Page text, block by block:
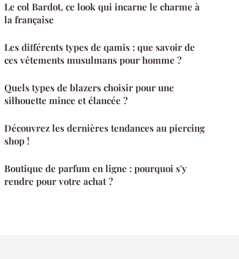
Le col Bardot, ce look qui incarne le charme à
la française
Les différents types de qamis : que savoir de
ces vêtements musulmans pour homme ?
Quels types de blazers choisir pour une
silhouette mince et élancée ?
Découvrez les dernières tendances au piercing
shop !
Boutique de parfum en ligne : pourquoi s'y
rendre pour votre achat ?